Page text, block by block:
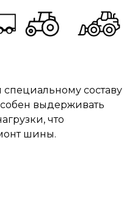
составу
выдерживать
что
шины.